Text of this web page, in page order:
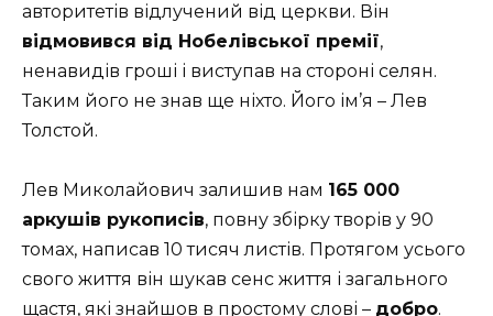
авторитетів відлучений від церкви. Він
відмовився від Нобелівської премії,
ненавидів гроші і виступав на стороні селян.
Таким його не знав ще ніхто. Його ім’я – Лев
Толстой.
Лев Миколайович залишив нам 165 000
аркушів рукописів, повну збірку творів у 90
томах, написав 10 тисяч листів. Протягом усього
свого життя він шукав сенс життя і загального
щастя, які знайшов в простому слові – добро.